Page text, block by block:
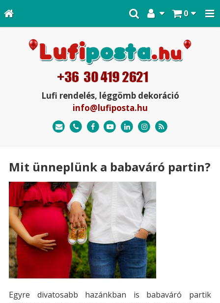
0
Lufi rendelés, léggömb dekoráció
info@lufiposta.hu
Mit ünneplünk a babaváró partin?
Egyre divatosabb hazánkban is babaváró partik